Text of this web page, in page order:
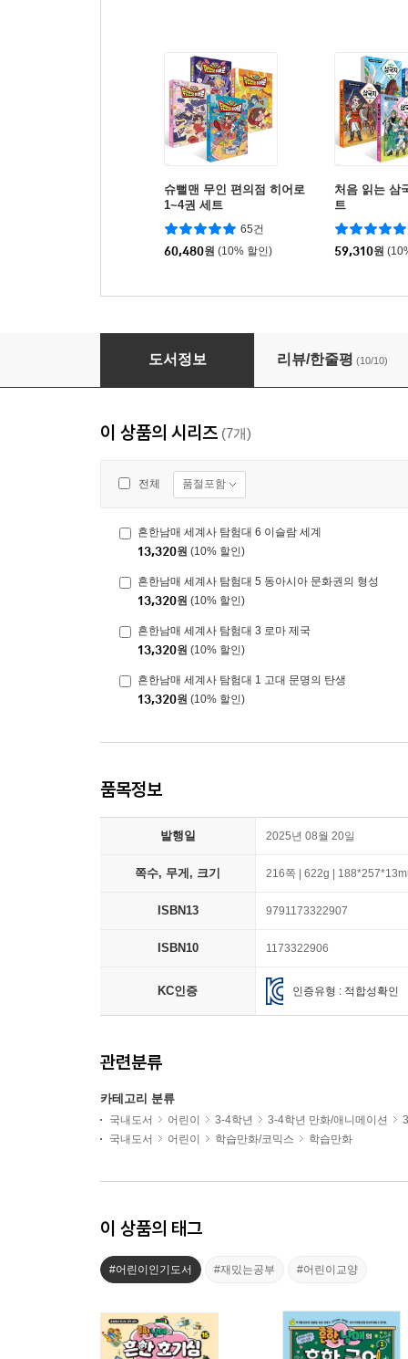
슈뻘맨 무인 편의점 히어로
1~4권 세트
65건
60,480원 (10% 할인)
처음 읽는 삼
트
59,310원
흔한남매 세계사 탐험대 4 춘추 전국 시대와 한
도서정보 리뷰/한줄평 (10/10)
이 상품의 시리즈 (7개)
전체 품절포함
흔한남매 세계사 탐험대 6 이슬람 세계
13,320원 (10% 할인)
흔한남매 세계사 탐험대 5 동아시아 문화권의 형성
13,320원 (10% 할인)
흔한남매 세계사 탐험대 3 로마 제국
13,320원 (10% 할인)
흔한남매 세계사 탐험대 1 고대 문명의 탄생
13,320원 (10% 할인)
품목정보
발행일 2025년 08월 20일
쪽수, 무게, 크기 216쪽 | 622g |
ISBN13 9791173322907
ISBN10 1173322906
KC인증 인증유형 : 적합성확인
관련분류
카테고리 분류
국내도서 어린이 3-4학년 3-4학년 만화/애니메이션
국내도서
어린이 학습만화/코믹스 학습만화
이 상품의 태그
#어린이인기도서 #재밌는공부 #어린이교양